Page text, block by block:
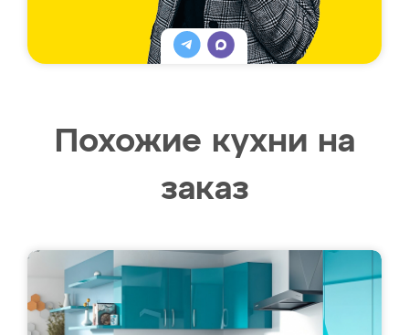
Похожие кухни на
заказ